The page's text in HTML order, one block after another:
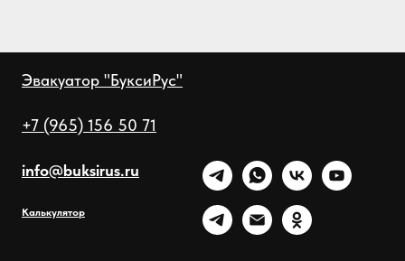
Эвакуатор "БуксиРус"
+7 (965) 156 50 71
info@buksirus.ru
Калькулятор